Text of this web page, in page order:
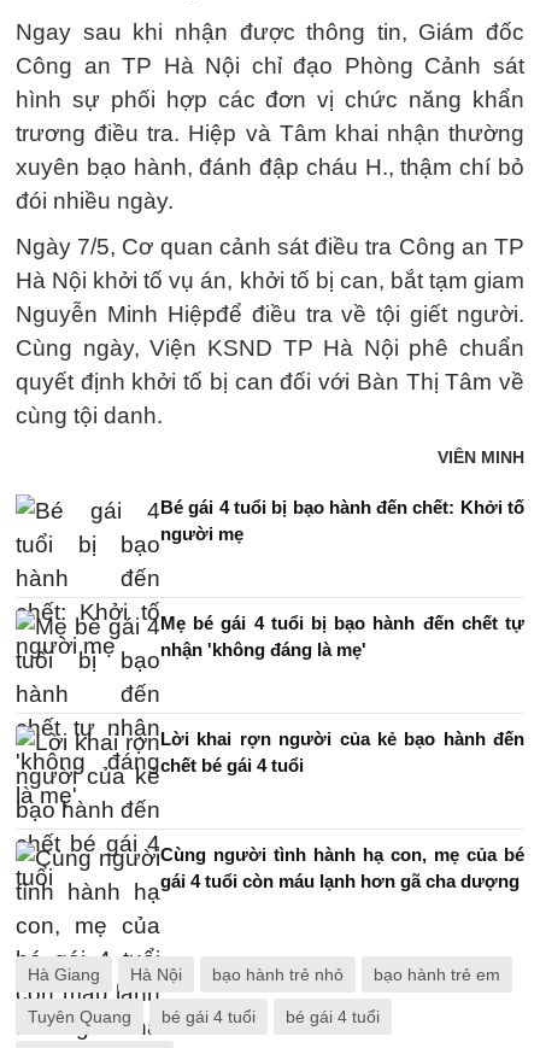
Ngay sau khi nhận được thông tin, Giám đốc
Công an TP Hà Nội chỉ đạo Phòng Cảnh sát
hình sự phối hợp các đơn vị chức năng khẩn
trương điều tra. Hiệp và Tâm khai nhận thường
xuyên bạo hành, đánh đập cháu H., thậm chí bỏ
đói nhiều ngày.
Ngày 7/5, Cơ quan cảnh sát điều tra Công an TP
Hà Nội khởi tố vụ án, khởi tố bị can, bắt tạm giam
Nguyễn Minh Hiệpđể điều tra về tội giết người.
Cùng ngày, Viện KSND TP Hà Nội phê chuẩn
quyết định khởi tố bị can đối với Bàn Thị Tâm về
cùng tội danh.
VIÊN MINH
Bé gái 4 tuổi bị bạo hành đến chết: Khởi tố
người mẹ
Mẹ bé gái 4 tuổi bị bạo hành đến chết tự
nhận 'không đáng là mẹ'
Lời khai rợn người của kẻ bạo hành đến
chết bé gái 4 tuổi
Cùng người tình hành hạ con, mẹ của bé
gái 4 tuổi còn máu lạnh hơn gã cha dượng
Hà Giang Hà Nội bạo hành trẻ nhỏ bạo hành trẻ em
Tuyên Quang bé gái 4 tuổi bé gái 4 tuổi